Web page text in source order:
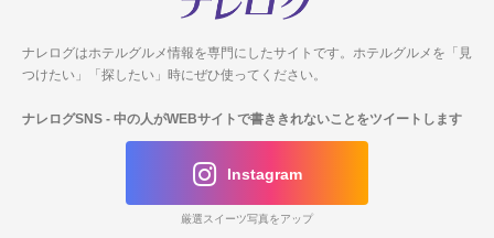
ナレログはホテルグルメ情報を専門にしたサイトです。 ホテルグルメを「見
つけたい」「探したい」時にぜひ使ってください。
ナレログSNS - 中の人がWEBサイトで書ききれないことをツイートします
Instagram
厳選スイーツ写真をアップ